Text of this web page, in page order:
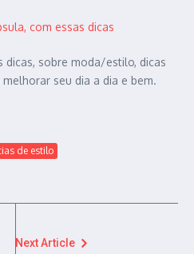
com essas dicas
dicas, sobre moda/estilo, dicas
seu dia a dia e bem.
de estilo
Next Article